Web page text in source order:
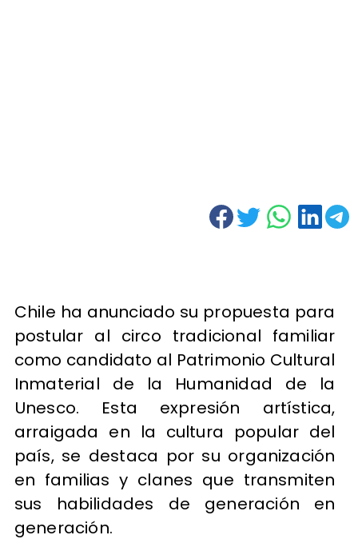
Chile ha anunciado su propuesta para
postular al circo tradicional familiar
como candidato al Patrimonio Cultural
Inmaterial de la Humanidad de la
Unesco. Esta expresión artística,
arraigada en la cultura popular del
país, se destaca por su organización
en familias y clanes que transmiten
sus habilidades de generación en
generación.